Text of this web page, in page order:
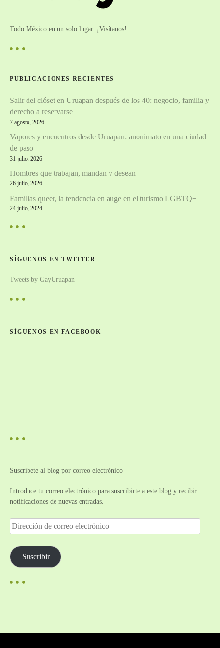
Todo México en un solo lugar. ¡Visítanos!
PUBLICACIONES RECIENTES
Salir del clóset en Uruapan después de los 40: negocio, familia y
derecho a reservarse
7 agosto, 2026
Vapores y encuentros desde Uruapan: anonimato en una ciudad
de paso
31 julio, 2026
Hombres que trabajan, mandan y desean
26 julio, 2026
Familias queer, la tendencia en auge en el turismo LGBTQ+
24 julio, 2024
SÍGUENOS EN TWITTER
Tweets by GayUruapan
SÍGUENOS EN FACEBOOK
Suscríbete al blog por correo electrónico
Introduce tu correo electrónico para suscribirte a este blog y recibir
notificaciones de nuevas entradas.
D
i
e
c
i
Suscribir